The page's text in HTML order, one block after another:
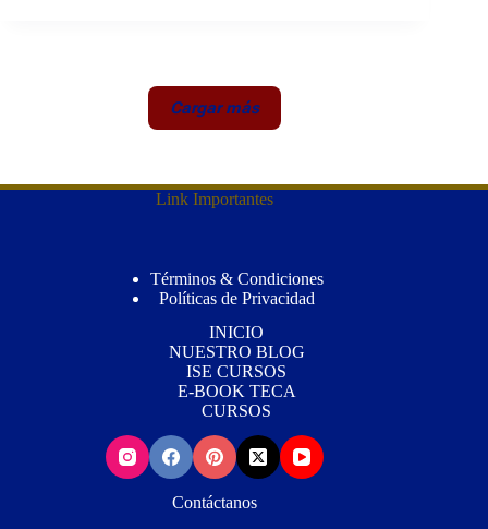
Cargar más
Link Importantes
Términos & Condiciones
Políticas de Privacidad
INICIO
NUESTRO BLOG
ISE CURSOS
E-BOOK TECA
CURSOS
Contáctanos